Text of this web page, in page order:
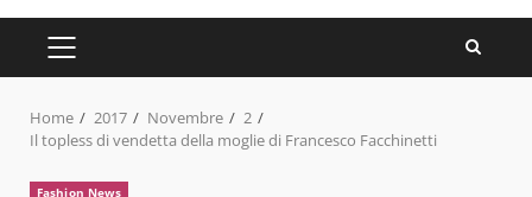
PRIMARY
MENU
Home 2017 Novembre
2
Il topless di vendetta della moglie di Francesco Facchinetti
Fashion News